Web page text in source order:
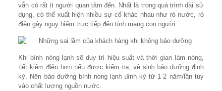
vẫn có rất ít người quan tâm đến. Nhất là trong quá trình dài sử
dụng, có thể xuất hiện nhiều sự cố khác nhau như rò nước, rò
điện gây nguy hiểm trực tiếp đến tính mạng con người.
Khi bình nóng lạnh sẽ duy trì hiệu suất và thời gian làm nóng,
tiết kiệm điện hơn nếu được kiểm tra, vệ sinh bảo dưỡng định
kỳ. Nên bảo dưỡng bình nóng lạnh đình kỳ từ 1-2 năm/lần tùy
vào chất lượng nguồn nước.